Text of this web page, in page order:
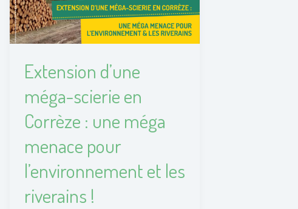
Extension d’une
méga-scierie en
Corrèze : une méga
menace pour
l’environnement et les
riverains !
en
Corrèze
:
méga
pour
l’environnement
les
riverains
!